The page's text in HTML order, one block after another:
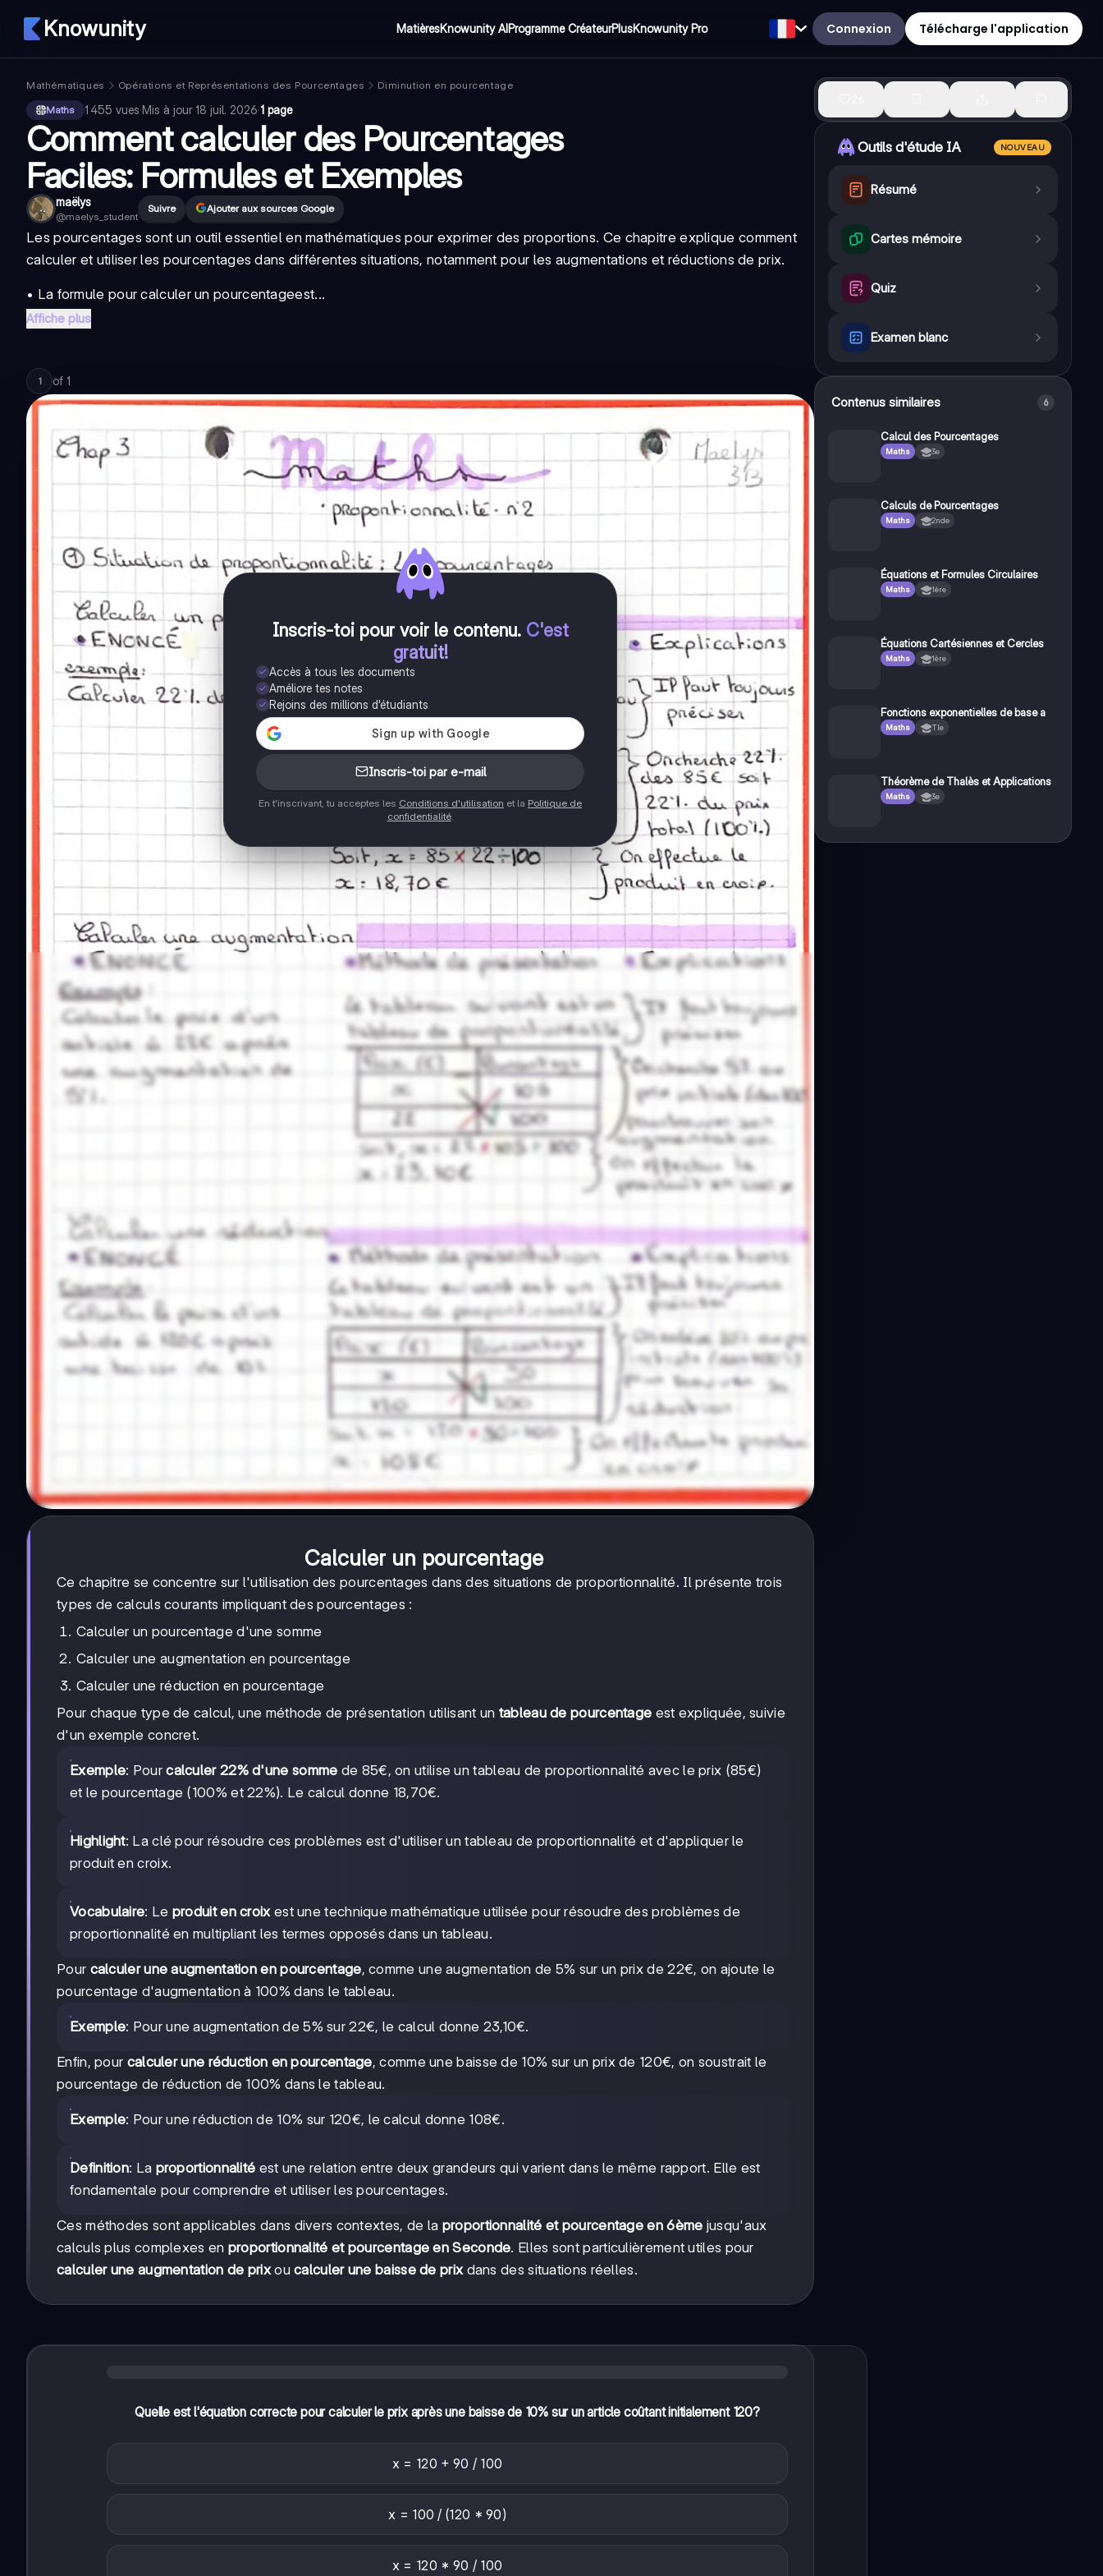
Knowunity MatièresKnowunity AIProgramme CréateurPlusKnowunity Pro Connexion Télécharge l'application
Mathématiques Opérations et Représentations des Pourcentages
Diminution en pourcentage
Maths
1 455 vues·Mis à jour18 juil. 2026·1 page
Comment calculer des Pourcentages
Faciles: Formules et Exemples
maëlys
@maelys_student
Suivre Ajouter aux sources Google
Les pourcentages sont un outil essentiel en mathématiques pour exprimer des proportions. Ce chapitre explique comment
calculer et utiliser les pourcentages dans différentes situations, notamment pour les augmentations et réductions de prix.
• La formule pour calculer un pourcentageest...
Affiche plus
1 of 1
Inscris-toi pour voir le contenu. C'est
gratuit!
Accès à tous les documents
Améliore tes notes
Rejoins des millions d'étudiants
Inscris-toi par e-mail
En t'inscrivant, tu acceptes les Conditions d'utilisation et la Politique de
confidentialité.
Calculer un pourcentage
Ce chapitre se concentre sur l'utilisation des pourcentages dans des situations de proportionnalité. Il présente trois
types de calculs courants impliquant des pourcentages :
Calculer un pourcentage d'une somme
Calculer une augmentation en pourcentage
Calculer une réduction en pourcentage
Pour chaque type de calcul, une méthode de présentation utilisant un tableau de pourcentage est expliquée, suivie
d'un exemple concret.
Exemple: Pourcalculer 22% d'une somme de 85€, on utilise un tableau de proportionnalité avec le prix (85€)
et le pourcentage (100% et 22%). Le calcul donne 18,70€.
Highlight: La clé pour résoudre ces problèmes est d'utiliser un tableau de proportionnalité et d'appliquer le
produit en croix.
Vocabulaire: Le produit en croixest une technique mathématique utilisée pour résoudre des problèmes de
proportionnalité en multipliant les termes opposés dans un tableau.
Pour calculer une augmentation en pourcentage, comme une augmentation de 5% sur un prix de 22€, on ajoute le
pourcentage d'augmentation à 100% dans le tableau.
Exemple: Pour une augmentation de 5% sur 22€, le calcul donne 23,10€.
Enfin, pour calculer une réduction en pourcentage, comme une baisse de 10% sur un prix de 120€, on soustrait le
pourcentage de réduction de 100% dans le tableau.
Exemple: Pour une réduction de 10% sur 120€, le calcul donne 108€.
Definition: La proportionnalité est une relation entre deux grandeurs qui varient dans le même rapport. Elle est
fondamentale pour comprendre et utiliser les pourcentages.
Ces méthodes sont applicables dans divers contextes, de la proportionnalité et pourcentage en 6ème jusqu'aux
calculs plus complexes en proportionnalité et pourcentage en Seconde. Elles sont particulièrement utiles pour
calculer une augmentation de prixoucalculer une baisse de prixdans des situations réelles.
Quelle est l'équation correcte pour calculer le prix après une baisse de 10% sur un article coûtant initialement 120?
x = 120 + 90 / 100
x = 100 / (120 * 90)
x = 120 * 90 / 100
Outils d'étude IA NOUVEAU
Résumé
Cartes mémoire
Quiz
Examen blanc
Contenus similaires 6
Calcul des Pourcentages
Maths 3e
Calculs de Pourcentages
Maths 2nde
Équations et Formules Circulaires
Maths 1ère
Équations Cartésiennes et Cercles
Maths 1ère
Fonctions exponentielles de base a
Maths Tle
Théorème de Thalès et Applications
Maths 3e